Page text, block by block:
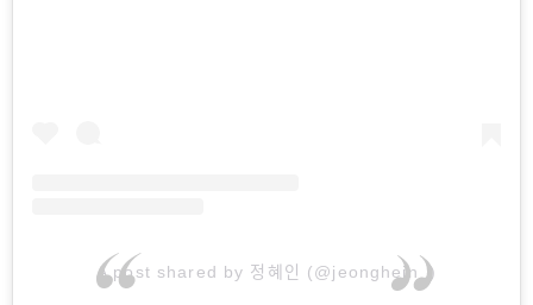
A post shared by 정혜인 (@jeonghein_)